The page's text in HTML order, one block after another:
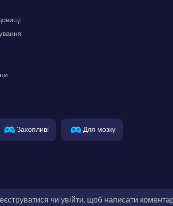
Захопливі Для мозку
чи увійти, щоб написати